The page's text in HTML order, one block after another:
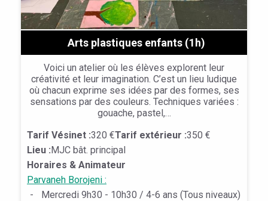
Arts plastiques enfants (1h)
Voici un atelier où les élèves explorent leur
créativité et leur imagination. C’est un lieu ludique
où chacun exprime ses idées par des formes, ses
sensations par des couleurs. Techniques variées :
gouache, pastel,…
Tarif Vésinet :320 €Tarif extérieur :350 €
Lieu :MJC bât. principal
Horaires & Animateur
Parvaneh Borojeni :
-
Mercredi 9h30 - 10h30 / 4-6 ans (Tous niveaux)